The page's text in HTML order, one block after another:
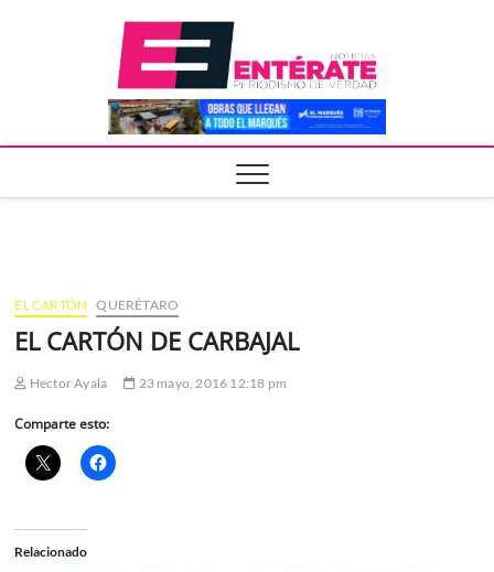
EL CARTÓN QUERÉTARO
EL CARTÓN DE CARBAJAL
Hector Ayala 23 mayo, 2016 12:18 pm
Comparte esto:
Relacionado